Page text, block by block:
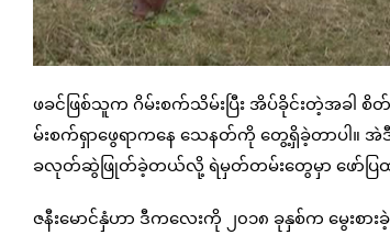
ဖခင်ဖြစ်သူက ဂိမ်းစက်သိမ်းပြီး အိပ်ခိုင်းတဲ့အခ
မ်းစက်ရှာဖွေရာကနေ သေနတ်ကို တွေ့ရှိခဲ့တာပါ။
ခလုတ်ဆွဲဖြုတ်ခဲ့တယ်လို့ ရဲမှတ်တမ်းတွေမှာ ဖော်ပြထ
ဇနီးမောင်နှံဟာ ဒီကလေးကို ၂၀၁၈ ခုနှစ်က မွေးစ